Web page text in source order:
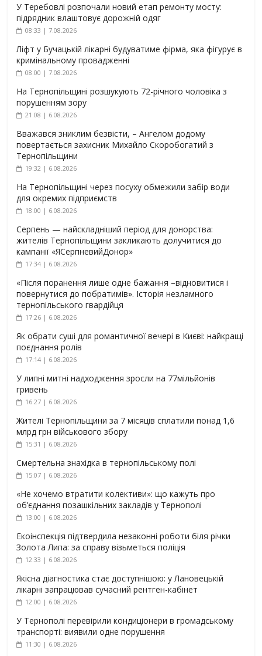
У Теребовлі розпочали новий етап ремонту мосту:
підрядник влаштовує дорожній одяг
08:33 | 7.08.2026
Ліфт у Бучацькій лікарні будуватиме фірма, яка фігурує в
кримінальному провадженні
08:00 | 7.08.2026
На Тернопільщині розшукують 72-річного чоловіка з
порушенням зору
21:08 | 6.08.2026
Вважався зниклим безвісти, – Ангелом додому
повертається захисник Михайло Скоробогатий з
Тернопільщини
19:32 | 6.08.2026
На Тернопільщині через посуху обмежили забір води
для окремих підприємств
18:00 | 6.08.2026
Серпень — найскладніший період для донорства:
жителів Тернопільщини закликають долучитися до
кампанії «ЯСерпневийДонор»
17:34 | 6.08.2026
«Після поранення лише одне бажання –відновитися і
повернутися до побратимів». Історія незламного
тернопільського гвардійця
17:26 | 6.08.2026
Як обрати суші для романтичної вечері в Києві: найкращі
поєднання ролів
17:14 | 6.08.2026
У липні митні надходження зросли на 77мільйонів
гривень
16:27 | 6.08.2026
Жителі Тернопільщини за 7 місяців сплатили понад 1,6
млрд грн військового збору
15:31 | 6.08.2026
Смертельна знахідка в тернопільському полі
15:07 | 6.08.2026
«Не хочемо втратити колективи»: що кажуть про
об’єднання позашкільних закладів у Тернополі
13:00 | 6.08.2026
Екоінспекція підтвердила незаконні роботи біля річки
Золота Липа: за справу візьметься поліція
12:33 | 6.08.2026
Якісна діагностика стає доступнішою: у Лановецькій
лікарні запрацював сучасний рентген-кабінет
12:00 | 6.08.2026
У Тернополі перевірили кондиціонери в громадському
транспорті: виявили одне порушення
11:30 | 6.08.2026